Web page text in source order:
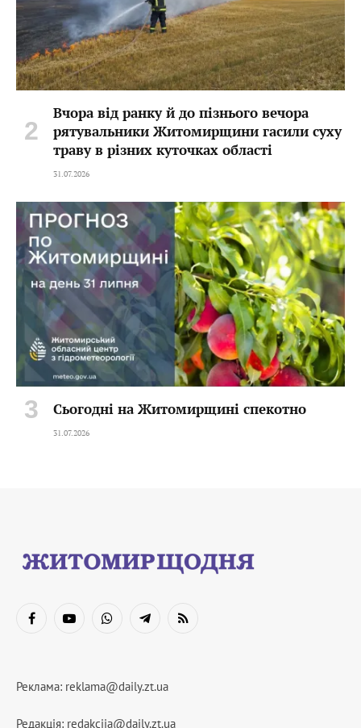
Вчора від ранку й до пізнього вечора
рятувальники Житомирщини гасили суху
траву в різних куточках області
31.07.2026
Сьогодні на Житомирщині спекотно
31.07.2026
FacebookYouTubeWhatsAppTelegramRSS
Реклама: reklama@daily.zt.ua
Редакція: redakciia@daily.zt.ua